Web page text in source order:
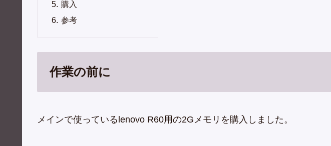
購入
参考
作業の前に
メインで使っているlenovo R60用の2Gメモリを購入しました。